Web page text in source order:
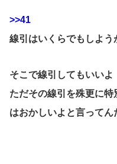
>>41
線引はいくらでもしよう
そこで線引してもいいよ
ただその線引を殊更に
はおかしいよと言って